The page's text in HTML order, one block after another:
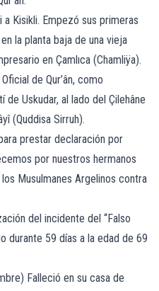
Kisikli. Empezó sus primeras
la planta baja de una vieja
en Çamlıca (Chamliÿa).
de Qur’ân, como
Uskudar, al lado del Çilehâne
(Quddisa Sirruh).
prestar declaración por
por nuestros hermanos
Musulmanes Argelinos contra
del incidente del “Falso
durante 59 días a la edad de 69
Falleció en su casa de